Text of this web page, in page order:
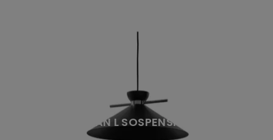
JAPAN L SOSPENSIONE